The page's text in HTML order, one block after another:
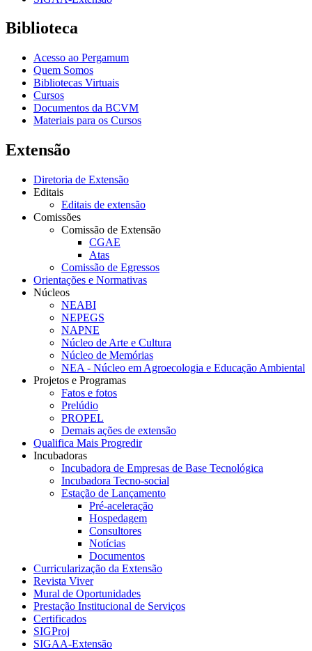
Biblioteca
Acesso ao Pergamum
Quem Somos
Bibliotecas Virtuais
Cursos
Documentos da BCVM
Materiais para os Cursos
Extensão
Diretoria de Extensão
Editais
Editais de extensão
Comissões
Comissão de Extensão
CGAE
Atas
Comissão de Egressos
Orientações e Normativas
Núcleos
NEABI
NEPEGS
NAPNE
Núcleo de Arte e Cultura
Núcleo de Memórias
NEA - Núcleo em Agroecologia e Educação Ambiental
Projetos e Programas
Fatos e fotos
Prelúdio
PROPEL
Demais ações de extensão
Qualifica Mais Progredir
Incubadoras
Incubadora de Empresas de Base Tecnológica
Incubadora Tecno-social
Estação de Lançamento
Pré-aceleração
Hospedagem
Consultores
Notícias
Documentos
Curricularização da Extensão
Revista Viver
Mural de Oportunidades
Prestação Institucional de Serviços
Certificados
SIGProj
SIGAA-Extensão